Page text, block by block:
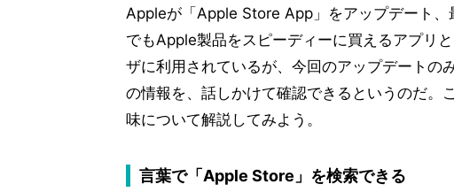
Appleが「Apple Store App」をアップデート
でもApple製品をスピーディーに買えるアプリ
ザに利用されているが、今回のアップデートの
の情報を、話しかけて確認できるというのだ。
味について解説してみよう。
言葉で「Apple Store」を検索できる